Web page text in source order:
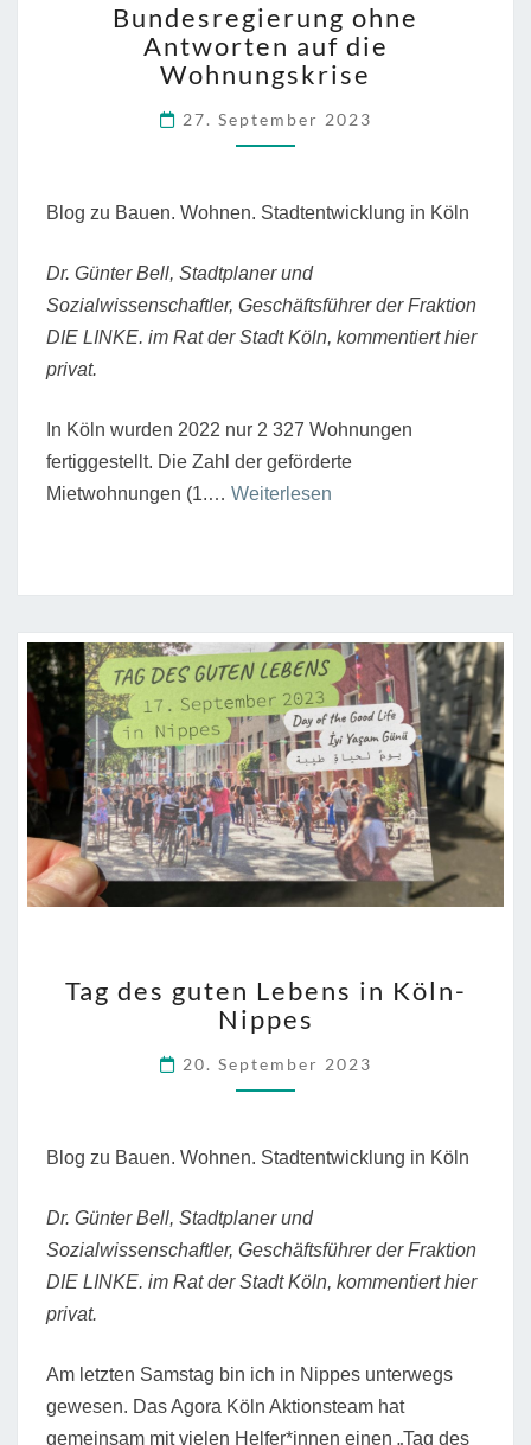
OHNE
ANTWORTEN
AUF
DIE
WOHNUNGSKRISE
Bundesregierung ohne
Antworten auf die
Wohnungskrise
27. September 2023
Blog zu Bauen. Wohnen. Stadtentwicklung in Köln
Dr. Günter Bell, Stadtplaner und
Sozialwissenschaftler, Geschäftsführer der Fraktion
DIE LINKE. im Rat der Stadt Köln, kommentiert hier
privat.
In Köln wurden 2022 nur 2 327 Wohnungen
fertiggestellt. Die Zahl der geförderte
Mietwohnungen (1.… Weiterlesen
Wohnungskrise”
DES
GUTEN
IN
KÖLN-
Tag des guten Lebens in Köln-
Nippes
20. September 2023
Blog zu Bauen. Wohnen. Stadtentwicklung in Köln
Dr. Günter Bell, Stadtplaner und
Sozialwissenschaftler, Geschäftsführer der Fraktion
DIE LINKE. im Rat der Stadt Köln, kommentiert hier
privat.
Am letzten Samstag bin ich in Nippes unterwegs
gewesen. Das Agora Köln Aktionsteam hat
gemeinsam mit vielen Helfer*innen einen „Tag des